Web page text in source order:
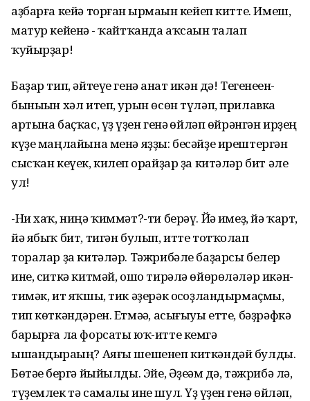
аҙбарға кейә торған һырмаһын кейеп китте. Имеш,
матур кейенһә - ҡайтҡанда аҡсаһын талап
ҡуйырҙар!
Баҙар тип, әйтеүе генә анһат икән дә! Тегенеһен-
быныһын хәл итеп, урын өсөн түләп, прилавка
артына баҫҡас, үҙ һүҙен генә һөйләп өйрәнгән ирҙең
күҙе маңлайына менә яҙҙы: бесәйҙе ирештергән
сысҡан кеүек, килеп һорайҙар ҙа китәләр бит әле
ул!
-Ни хаҡ, ниңә ҡиммәт?-ти берәү. Йә һимеҙ, йә ҡарт,
йә ябыҡ бит, тигән булып, итте тотҡолап
торалар ҙа китәләр. Тәжрибәле баҙарсы белер
ине, ситкә китмәй, ошо тирәлә өйөрөләләр икән-
тимәк, ит яҡшы, тик әҙерәк осһоҙландырмаҫмы,
тип көткәндәрен. Етмәһә, асығыуы етте, бәҙрәфкә
барырға ла форсаты юҡ-итте кемгә
ышандыраһың? Аяғы шешенеп киткәндәй булды.
Бөтәһе бергә йыйылды. Эйе, Әҙеһәм дә, тәжрибә лә,
түҙемлек тә самалы ине шул. Үҙ һүҙен генә һөйләп,